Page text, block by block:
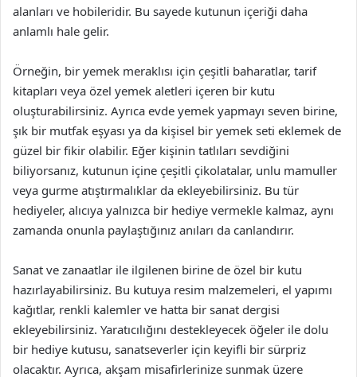
alanları ve hobileridir. Bu sayede kutunun içeriği daha
anlamlı hale gelir.
Örneğin, bir yemek meraklısı için çeşitli baharatlar, tarif
kitapları veya özel yemek aletleri içeren bir kutu
oluşturabilirsiniz. Ayrıca evde yemek yapmayı seven birine,
şık bir mutfak eşyası ya da kişisel bir yemek seti eklemek de
güzel bir fikir olabilir. Eğer kişinin tatlıları sevdiğini
biliyorsanız, kutunun içine çeşitli çikolatalar, unlu mamuller
veya gurme atıştırmalıklar da ekleyebilirsiniz. Bu tür
hediyeler, alıcıya yalnızca bir hediye vermekle kalmaz, aynı
zamanda onunla paylaştığınız anıları da canlandırır.
Sanat ve zanaatlar ile ilgilenen birine de özel bir kutu
hazırlayabilirsiniz. Bu kutuya resim malzemeleri, el yapımı
kağıtlar, renkli kalemler ve hatta bir sanat dergisi
ekleyebilirsiniz. Yaratıcılığını destekleyecek öğeler ile dolu
bir hediye kutusu, sanatseverler için keyifli bir sürpriz
olacaktır. Ayrıca, akşam misafirlerinize sunmak üzere